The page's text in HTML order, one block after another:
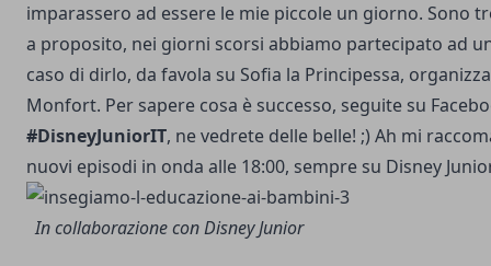
imparassero ad essere le mie piccole un giorno. Sono
a proposito, nei giorni scorsi abbiamo partecipato ad
caso di dirlo, da favola su Sofia la Principessa,
Monfort. Per sapere cosa è successo, seguite su
#DisneyJuniorIT, ne vedrete delle belle! ;) Ah mi
nuovi episodi in onda alle 18:00, sempre su Disney
In collaborazione con Disney Junior